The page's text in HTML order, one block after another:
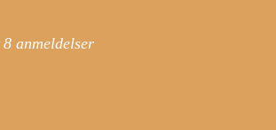
8 anmeldelser